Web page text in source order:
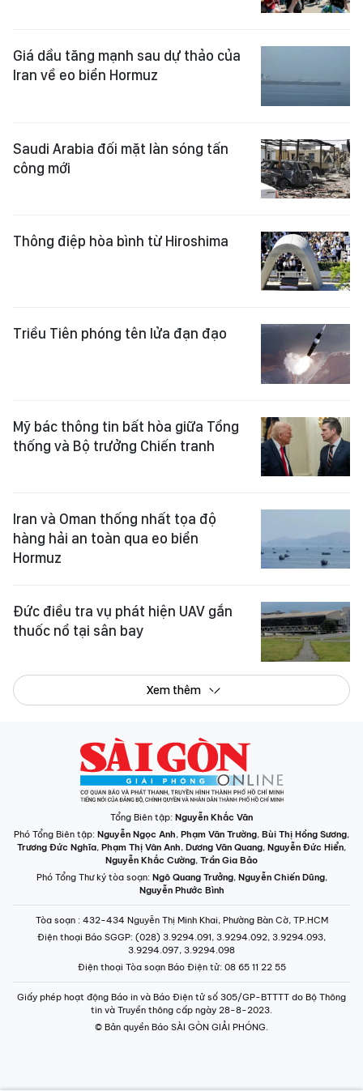
Giá dầu tăng mạnh sau dự thảo của
Iran về eo biển Hormuz
Saudi Arabia đối mặt làn sóng tấn
công mới
Thông điệp hòa bình từ Hiroshima
Triều Tiên phóng tên lửa đạn đạo
Mỹ bác thông tin bất hòa giữa Tổng
thống và Bộ trưởng Chiến tranh
Iran và Oman thống nhất tọa độ
hàng hải an toàn qua eo biển
Hormuz
Đức điều tra vụ phát hiện UAV gắn
thuốc nổ tại sân bay
Xem thêm
Tổng Biên tập: Nguyễn Khắc Văn
Phó Tổng Biên tập: Nguyễn Ngọc Anh, Phạm Văn Trường, Bùi Thị Hồng Sương,
Trương Đức Nghĩa, Phạm Thị Vân Anh, Dương Văn Quang, Nguyễn Đức Hiển,
Nguyễn Khắc Cường, Trần Gia Bảo
Phó Tổng Thư ký tòa soạn: Ngô Quang Trưởng, Nguyễn Chiến Dũng,
Nguyễn Phước Bình
Tòa soạn : 432-434 Nguyễn Thị Minh Khai, Phường Bàn Cờ, TP.HCM
Điện thoại Báo SGGP: (028) 3.9294.091, 3.9294.092, 3.9294.093,
3.9294.097, 3.9294.098
Điện thoại Tòa soạn Báo Điện tử: 08 65 11 22 55
Giấy phép hoạt động Báo in và Báo Điện tử số 305/GP-BTTTT do Bộ Thông
tin và Truyền thông cấp ngày 28-8-2023.
© Bản quyền Báo SÀI GÒN GIẢI PHÓNG.